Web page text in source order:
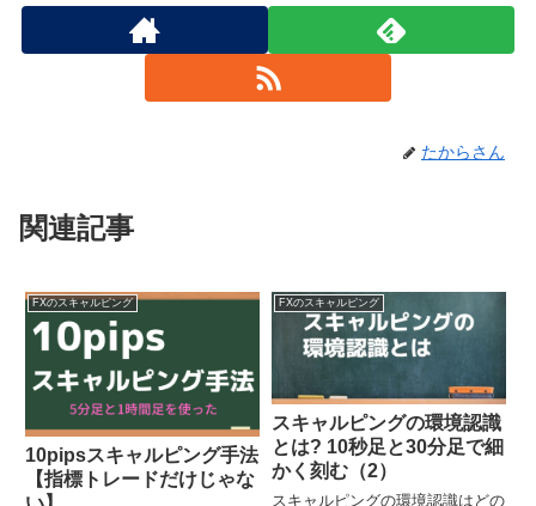
たからさん
関連記事
FXのスキャルピング
10pipsスキャルピング手法
【指標トレードだけじゃな
FXのスキャルピング
スキャルピングの環境認識
とは? 10秒足と30分足で細
かく刻む（2）
スキャルピングの環境認識はどの